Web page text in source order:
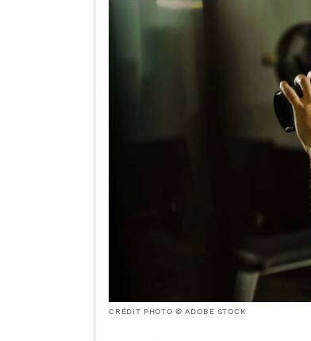
CRÉDIT PHOTO © ADOBE STOCK